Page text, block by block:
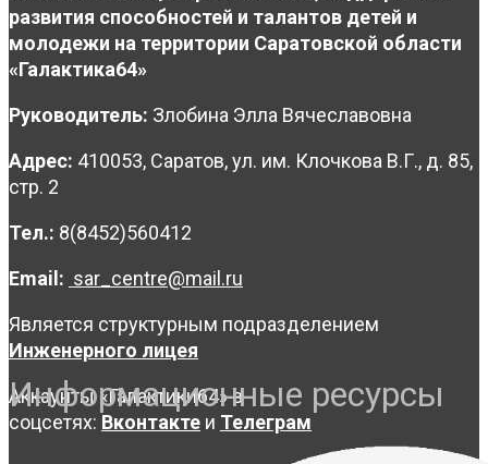
развития способностей и талантов детей и
молодежи на территории Саратовской области
«Галактика64»
Руководитель: Злобина Элла Вячеславовна
Адрес: 410053, Саратов, ул. им. Клочкова В.Г., д. 85,
стр. 2
Тел.: 8(8452)560412
Email: sar_centre@mail.ru
Является структурным подразделением
Инженерного лицея
Аккаунты «Галактики64» в
соцсетях: Вконтакте и Телеграм
Информационные ресурсы